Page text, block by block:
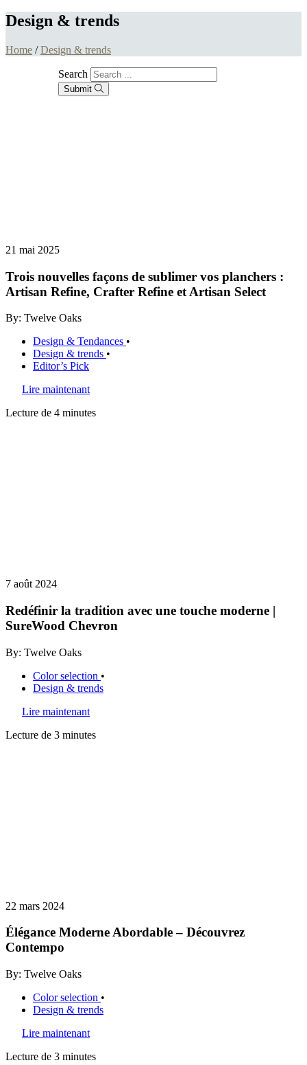
Design & trends
Home /Design & trends
Search
Submit
21 mai 2025
Trois nouvelles façons de sublimer vos planchers :
Artisan Refine, Crafter Refine et Artisan Select
By: Twelve Oaks
Design & Tendances •
Design & trends •
Editor’s Pick
Lire maintenant
Lecture de 4 minutes
7 août 2024
Redéfinir la tradition avec une touche moderne |
SureWood Chevron
By: Twelve Oaks
Color selection •
Design & trends
Lire maintenant
Lecture de 3 minutes
22 mars 2024
Élégance Moderne Abordable – Découvrez
Contempo
By: Twelve Oaks
Color selection •
Design & trends
Lire maintenant
Lecture de 3 minutes